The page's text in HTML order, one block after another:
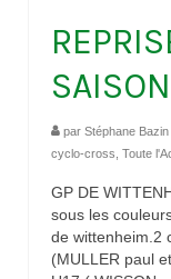
par Stéphane Bazin
cyclo-cross Toute
GP DE
sous les
de wittenheim.2
(MULLER paul